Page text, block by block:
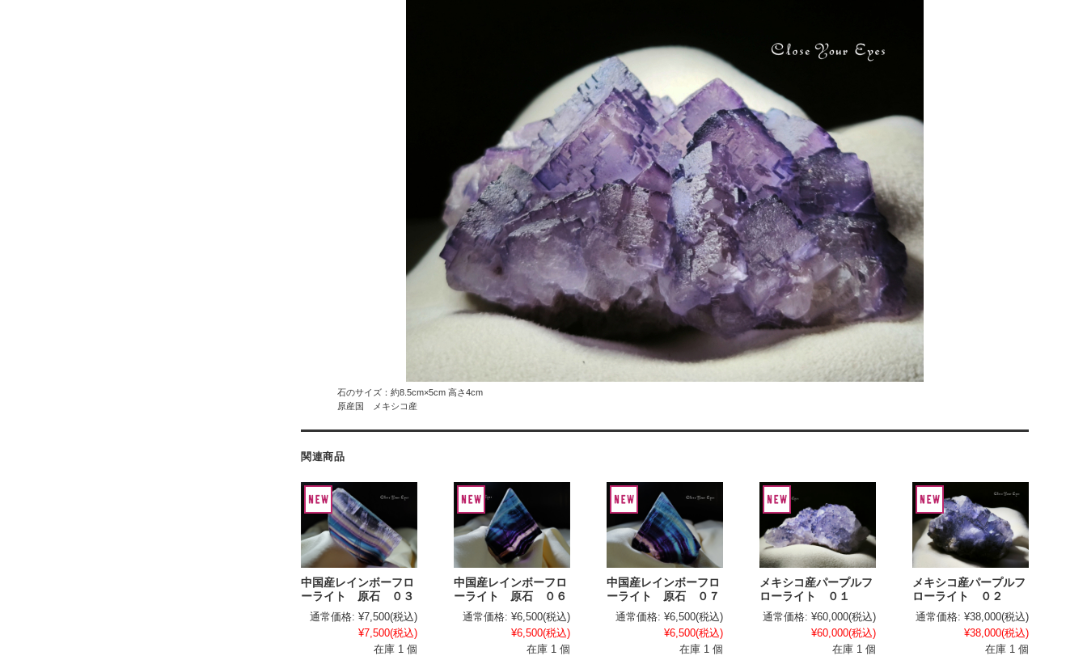
石のサイズ：約8.5cm×5cm 高さ4cm
原産国 メキシコ産
関連商品
中国産レインボーフロ
ーライト 原石 ０３
通常価格: ¥7,500(税込)
¥7,500(税込)
在庫 1 個
中国産レインボーフロ
ーライト 原石 ０６
通常価格: ¥6,500(税込)
¥6,500(税込)
在庫 1 個
中国産レインボーフロ
ーライト 原石 ０７
通常価格: ¥6,500(税込)
¥6,500(税込)
在庫 1 個
メキシコ産パープルフ
ローライト ０１
通常価格: ¥60,000(税込)
¥60,000(税込)
在庫 1 個
メキシコ産パープルフ
ローライト ０２
通常価格: ¥38,000(税込)
¥38,000(税込)
在庫 1 個